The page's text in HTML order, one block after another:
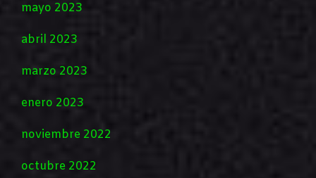
mayo 2023
abril 2023
marzo 2023
enero 2023
noviembre 2022
octubre 2022